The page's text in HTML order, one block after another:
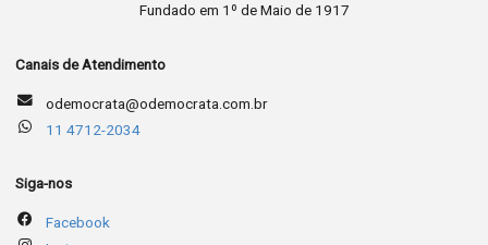
Fundado em 1º de Maio de 1917
Canais de Atendimento
odemocrata@odemocrata.com.br
11 4712-2034
Siga-nos
Facebook